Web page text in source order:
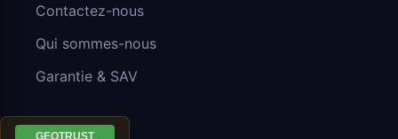
Contactez-nous
Qui sommes-nous
Garantie & SAV